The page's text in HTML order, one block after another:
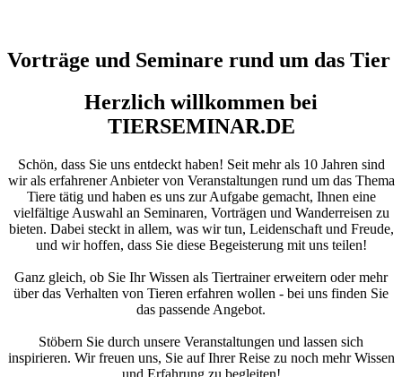
Vorträge und Seminare rund um das Tier
Herzlich willkommen bei
TIERSEMINAR.DE
Schön, dass Sie uns entdeckt haben! Seit mehr als 10 Jahren sind
wir als erfahrener Anbieter von Veranstaltungen rund um das Thema
Tiere tätig und haben es uns zur Aufgabe gemacht, Ihnen eine
vielfältige Auswahl an Seminaren, Vorträgen und Wanderreisen zu
bieten. Dabei steckt in allem, was wir tun, Leidenschaft und Freude,
und wir hoffen, dass Sie diese Begeisterung mit uns teilen!
Ganz gleich, ob Sie Ihr Wissen als Tiertrainer erweitern oder mehr
über das Verhalten von Tieren erfahren wollen - bei uns finden Sie
das passende Angebot.
Stöbern Sie durch unsere Veranstaltungen und lassen sich
inspirieren. Wir freuen uns, Sie auf Ihrer Reise zu noch mehr Wissen
und Erfahrung zu begleiten!